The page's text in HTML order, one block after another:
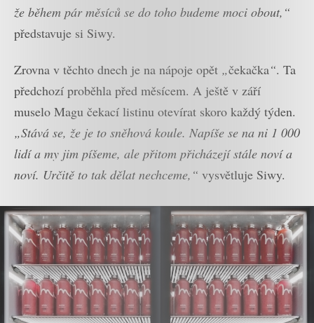
že během pár měsíců se do toho budeme moci obout,“
představuje si Siwy.
Zrovna v těchto dnech je na nápoje opět „čekačka“. Ta
předchozí proběhla před měsícem. A ještě v září
muselo Magu čekací listinu otevírat skoro každý týden.
„Stává se, že je to sněhová koule. Napíše se na ni 1 000
lidí a my jim píšeme, ale přitom přicházejí stále noví a
noví. Určitě to tak dělat nechceme,“ vysvětluje Siwy.